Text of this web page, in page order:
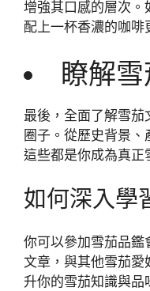
增強其口感的層次。
配上一杯香濃的咖啡
瞭解
最後，全面了解雪茄
圈子。從歷史背景、
這些都是你成為真正
如何深入學
你可以參加雪茄品鑑
文章，與其他雪茄愛
升你的雪茄知識與品